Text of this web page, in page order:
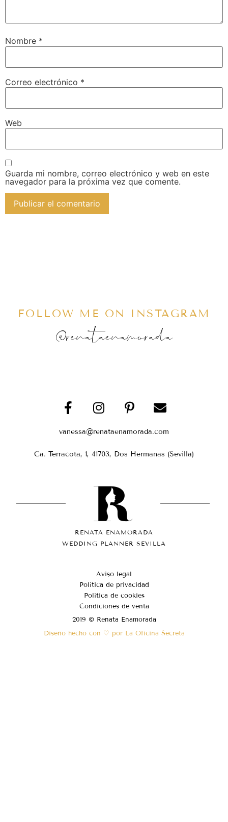
Nombre *
Correo electrónico *
Web
Guarda mi nombre, correo electrónico y web en este
navegador para la próxima vez que comente.
FOLLOW ME ON INSTAGRAM
@renataenamorada
vanessa@renataenamorada.com
Ca. Terracota, 1, 41703, Dos Hermanas (Sevilla)
RENATA ENAMORADA
WEDDING PLANNER SEVILLA
Aviso legal
Política de privacidad
Política de cookies
Condiciones de venta
2019 © Renata Enamorada
Diseño hecho con ♡ por La Oficina Secreta